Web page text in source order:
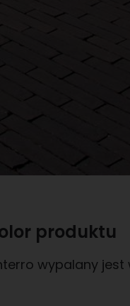
produktu
wypalany